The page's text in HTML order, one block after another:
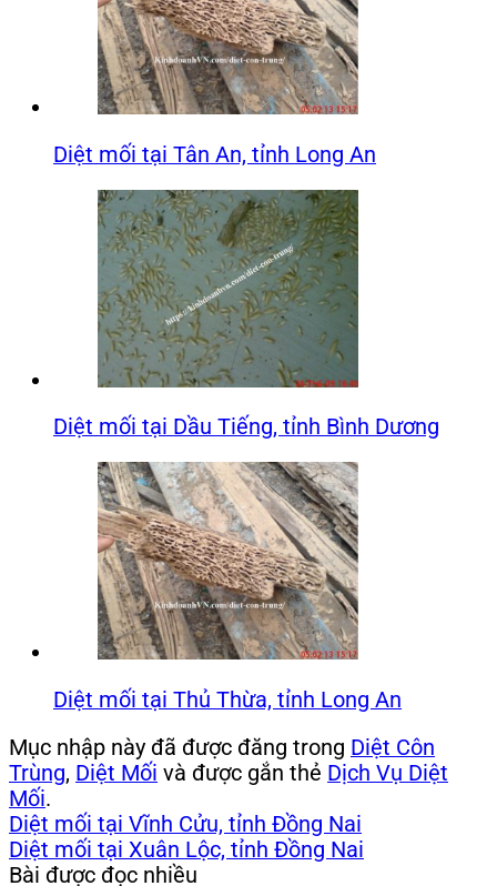
Diệt mối tại Tân An, tỉnh Long An
Diệt mối tại Dầu Tiếng, tỉnh Bình Dương
Diệt mối tại Thủ Thừa, tỉnh Long An
Mục nhập này đã được đăng trong Diệt Côn
Trùng, Diệt Mối và được gắn thẻ Dịch Vụ Diệt
Mối.
Diệt mối tại Vĩnh Cửu, tỉnh Đồng Nai
Diệt mối tại Xuân Lộc, tỉnh Đồng Nai
Bài được đọc nhiều